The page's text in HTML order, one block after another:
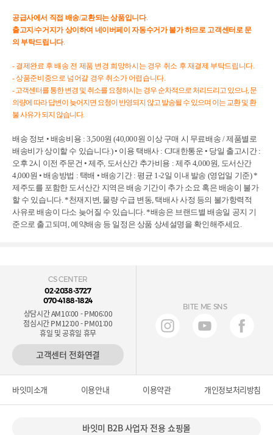
공급사에서 직접 배송/교환되는상품입니다.
출고지 /수거지가 상이하여 네이버페이 자동수거가 불가하므로고객센터로문
의 부탁드립니다.
- 결제완료 후 배송 전 제품 변경 희망하시는 경우 취소 후 재결제 부탁드립니다.
- 상품준비중으로 넘어갈 경우 취소가 어렵습니다.
- 고객센터를 통한 변경 및 취소를 요청하시는 경우 순차적으로 처리드리고 있으나, 문
의량에 따라 답변이 늦어지면 요청이 반영되지 않고 발송될 수 있으며 이는 교환 및 환
불 사유가 되지 않습니다.
배송 정보 • 배송비용 : 3,500원 (40,000원 이상 구매 시 무료배송 / 제품별로
배송비가 상이할 수 있습니다.) • 이용 택배사 : CJ대한통운 • 당일 출고시간 :
오후 2시 이전 주문건 • 제주, 도서산간 추가비용 : 제주 4,000원, 도서산간
4,000원 • 배송방법 : 택배 • 배송기간 : 평균 1-2일 이내 발송 (영업일 기준) *
제주도를 포함한 도서산간 지역은 배송 기간이 추가 소요 혹은 배송이 불가
할 수 있습니다. *천재지변, 물량 수급 변동, 택배사 사정 등의 불가항력적
사유로 배송이 다소 늦어질 수 있습니다. *배송은 브랜드별 배송일 공지 기
준으로 출고되며, 예약배송 등 일정은 상품 상세설명을 확인해주세요.
CS CENTER
02-2038-3727
070-4188-1824
상담시간 AM10:00 - PM06:00
점심시간 PM12:00 - PM01:00
휴일 및 공휴일 휴무
고객센터 전화연결
BITE ME SNS
바잇미소개 이용안내 이용약관 개인정보처리방침
바잇미 B2B 사업자 전용 쇼핑몰